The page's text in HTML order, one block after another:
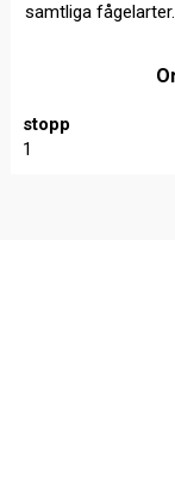
samtliga
stopp
1